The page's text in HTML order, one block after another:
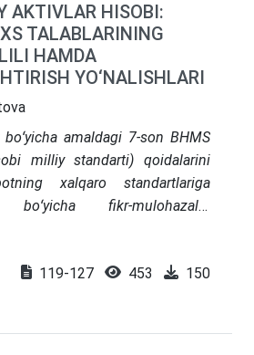
modernizatsiya qilish,
jihatdan qo‘llab-quvvatlashga
IPSASni amalga
muammolar hamda ularni
rivojlanishga ko‘maklashishda
AKTIVLAR HISOBI:
TALABLARINING
HAMDA
YO‘NALISHLARI
amaldagi 7-son BHMS
milliy standarti) qoidalarini
xalqaro standartlariga
boʻyicha fikr-mulohazalar
kiritish yuzasidan
tavsiyalar berilgan. Natijada
“Nomoddiy aktivlar” nomli
119-127 453 150